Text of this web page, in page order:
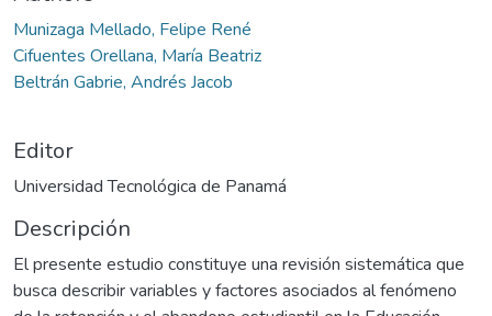
Munizaga Mellado, Felipe René
Cifuentes Orellana, María Beatriz
Beltrán Gabrie, Andrés Jacob
Editor
Universidad Tecnológica de Panamá
Descripción
El presente estudio constituye una revisión sistemática que
busca describir variables y factores asociados al fenómeno